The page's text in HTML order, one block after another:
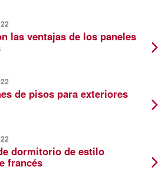
las ventajas de los paneles
de pisos para exteriores
dormitorio de estilo
francés